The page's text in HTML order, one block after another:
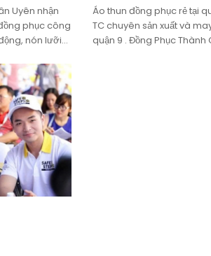
Uyên nhận
phục công
nón lưỡi
Áo thun đồng phục rẻ tại
TC chuyên sản xuất và
quận 9 . Đồng Phục